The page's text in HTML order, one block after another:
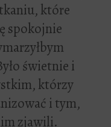
które
spokojnie
świetnie i
którzy
i tym,
zjawili.